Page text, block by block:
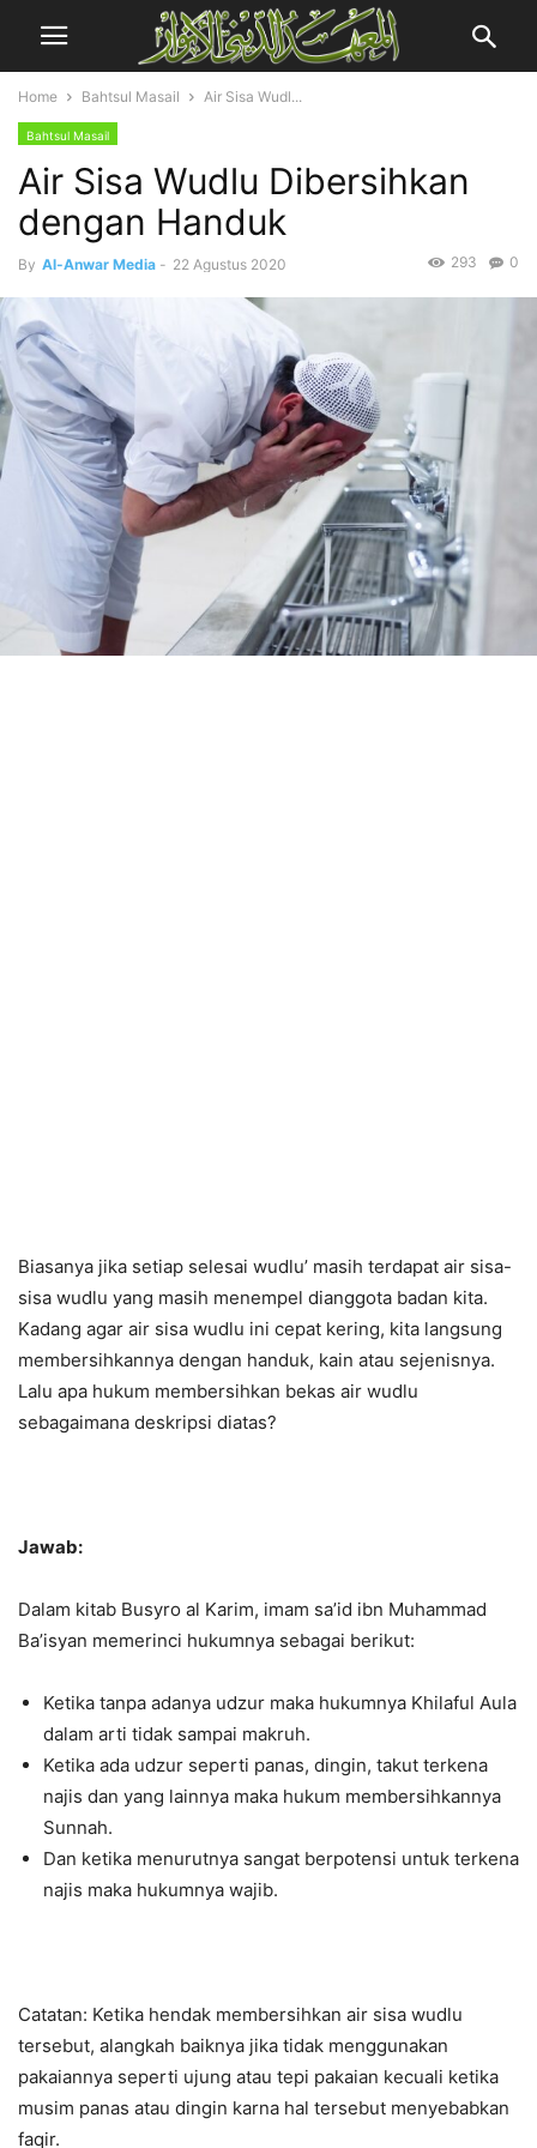
Home Bahtsul Masail Air Sisa Wudl...
Bahtsul Masail
Air Sisa Wudlu Dibersihkan
dengan Handuk
By Al-Anwar Media - 22 Agustus 2020 0
293
Biasanya jika setiap selesai wudlu’ masih terdapat air sisa-
sisa wudlu yang masih menempel dianggota badan kita.
Kadang agar air sisa wudlu ini cepat kering, kita langsung
membersihkannya dengan handuk, kain atau sejenisnya.
Lalu apa hukum membersihkan bekas air wudlu
sebagaimana deskripsi diatas?
Jawab:
Dalam kitab Busyro al Karim, imam sa’id ibn Muhammad
Ba’isyan memerinci hukumnya sebagai berikut:
Ketika tanpa adanya udzur maka hukumnya Khilaful Aula
dalam arti tidak sampai makruh.
Ketika ada udzur seperti panas, dingin, takut terkena
najis dan yang lainnya maka hukum membersihkannya
Sunnah.
Dan ketika menurutnya sangat berpotensi untuk terkena
najis maka hukumnya wajib.
Catatan: Ketika hendak membersihkan air sisa wudlu
tersebut, alangkah baiknya jika tidak menggunakan
pakaiannya seperti ujung atau tepi pakaian kecuali ketika
musim panas atau dingin karna hal tersebut menyebabkan
faqir.